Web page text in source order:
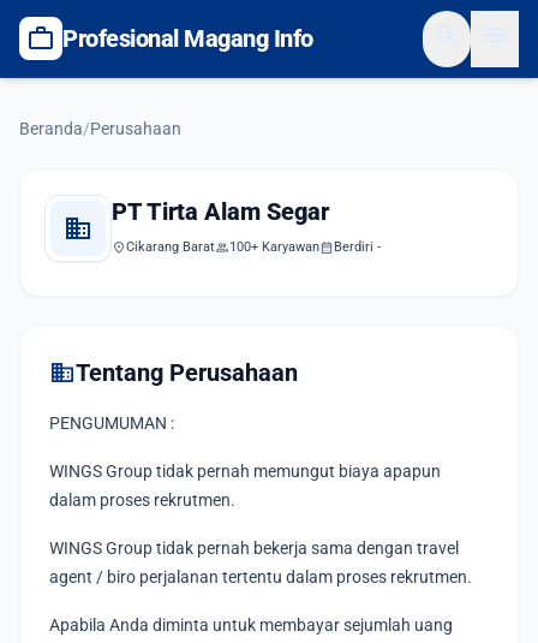
work Profesional Magang Info
Beranda/Perusahaan
domain PT Tirta Alam Segar
location_onCikarang Baratgroup100+ Karyawancalendar_monthBerdiri -
domainTentang Perusahaan
PENGUMUMAN :
WINGS Group tidak pernah memungut biaya apapun
dalam proses rekrutmen.
WINGS Group tidak pernah bekerja sama dengan travel
agent / biro perjalanan tertentu dalam proses rekrutmen.
Apabila Anda diminta untuk membayar sejumlah uang